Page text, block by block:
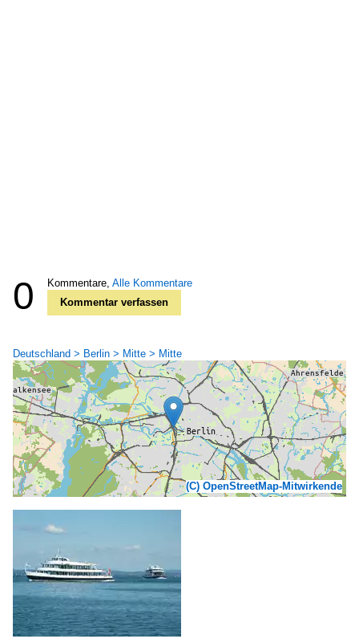
0 Kommentare, Alle Kommentare
Kommentar verfassen
Deutschland > Berlin > Mitte > Mitte
(C) OpenStreetMap-Mitwirkende